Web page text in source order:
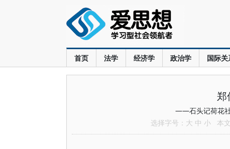
首页 法学 经济学 政治学 国际关
郑
——石头记荷花社
选择字号： 大 中 小 本